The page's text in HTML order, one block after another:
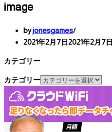
image
byjonesgames
2021年2月7日2021年2月7日
カテゴリー
カテゴリー